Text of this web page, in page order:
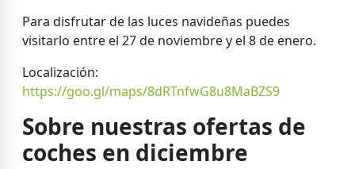
Para disfrutar de las luces navideñas puedes
visitarlo entre el 27 de noviembre y el 8 de enero.
Localización:
https://goo.gl/maps/8dRTnfwG8u8MaBZS9
Sobre nuestras ofertas de
coches en diciembre